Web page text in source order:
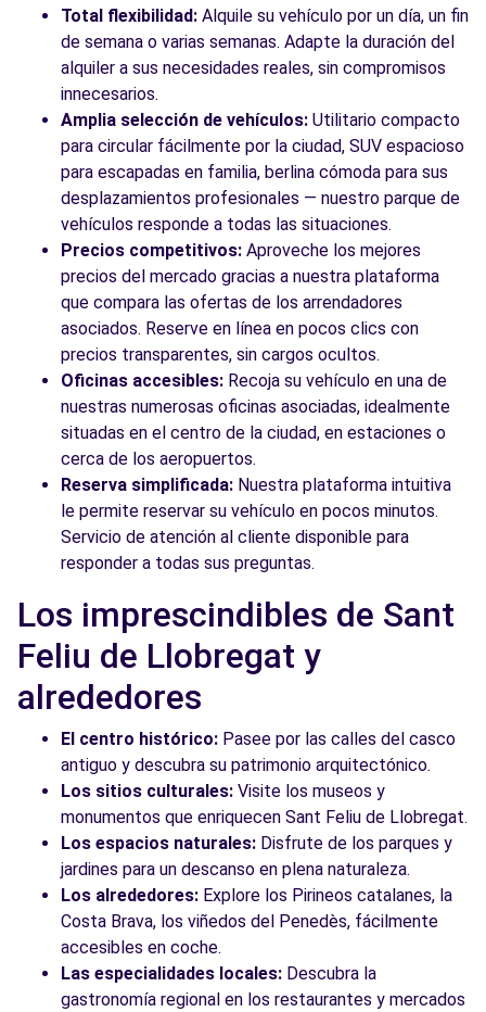
C/ Cobalto, 10-12
Barcelona, 8038
Ver agencia
Ver todas las agencias
Total flexibilidad: Alquile su vehículo por un día, un fin
de semana o varias semanas. Adapte la duración del
alquiler a sus necesidades reales, sin compromisos
innecesarios.
Amplia selección de vehículos: Utilitario compacto
para circular fácilmente por la ciudad, SUV espacioso
para escapadas en familia, berlina cómoda para sus
desplazamientos profesionales — nuestro parque de
vehículos responde a todas las situaciones.
Precios competitivos: Aproveche los mejores
precios del mercado gracias a nuestra plataforma
que compara las ofertas de los arrendadores
asociados. Reserve en línea en pocos clics con
precios transparentes, sin cargos ocultos.
Oficinas accesibles: Recoja su vehículo en una de
nuestras numerosas oficinas asociadas, idealmente
situadas en el centro de la ciudad, en estaciones o
cerca de los aeropuertos.
Reserva simplificada: Nuestra plataforma intuitiva
le permite reservar su vehículo en pocos minutos.
Servicio de atención al cliente disponible para
responder a todas sus preguntas.
Los imprescindibles de Sant
Feliu de Llobregat y
alrededores
El centro histórico: Pasee por las calles del casco
antiguo y descubra su patrimonio arquitectónico.
Los sitios culturales: Visite los museos y
monumentos que enriquecen Sant Feliu de Llobregat.
Los espacios naturales: Disfrute de los parques y
jardines para un descanso en plena naturaleza.
Los alrededores: Explore los Pirineos catalanes, la
Costa Brava, los viñedos del Penedès, fácilmente
accesibles en coche.
Las especialidades locales: Descubra la
gastronomía regional en los restaurantes y mercados